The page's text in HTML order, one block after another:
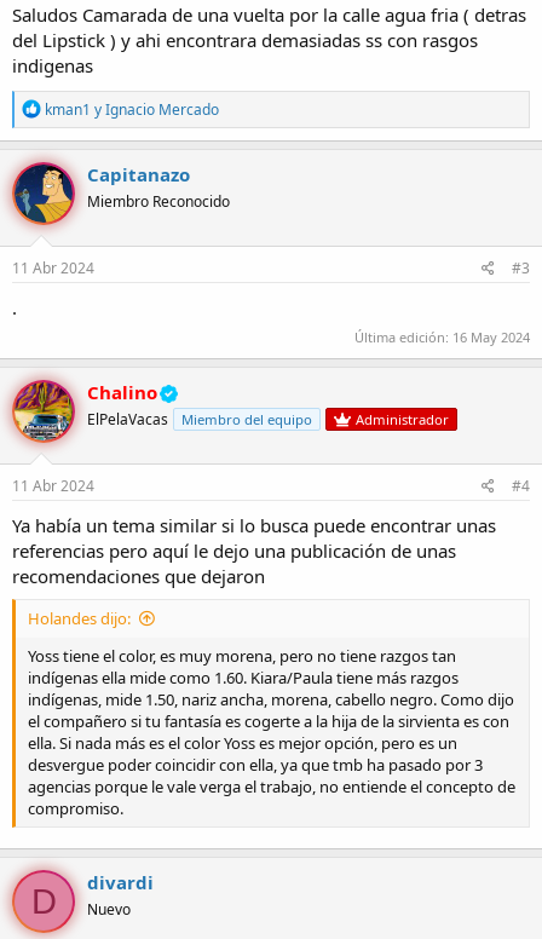
Saludos Camarada de una vuelta por la calle agua fria ( detras
del Lipstick ) y ahi encontrara demasiadas ss con rasgos
indigenas
R
e
a
c
c
i
o
n
e
kman1 yIgnacio Mercado
Capitanazo
Miembro Reconocido
11 Abr 2024 #3
.
Última edición: 16 May 2024
Chalino
ElPelaVacas Miembro del equipo Administrador
11 Abr 2024 #4
Ya había un tema similar si lo busca puede encontrar unas
referencias pero aquí le dejo una publicación de unas
recomendaciones que dejaron
Holandes dijo:
Yoss tiene el color, es muy morena, pero no tiene razgos tan
indígenas ella mide como 1.60. Kiara/Paula tiene más razgos
indígenas, mide 1.50, nariz ancha, morena, cabello negro. Como dijo
el compañero si tu fantasía es cogerte a la hija de la sirvienta es con
ella. Si nada más es el color Yoss es mejor opción, pero es un
desvergue poder coincidir con ella, ya que tmb ha pasado por 3
agencias porque le vale verga el trabajo, no entiende el concepto de
compromiso.
D divardi
Nuevo